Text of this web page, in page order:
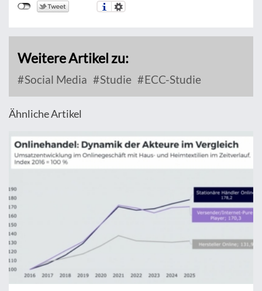
Weitere Artikel zu:
Social Media Studie ECC-Studie
Ähnliche Artikel